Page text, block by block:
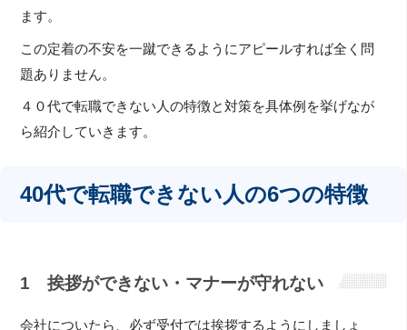
ます。
この定着の不安を一蹴できるようにアピールすれば全く問
題ありません。
４０代で転職できない人の特徴と対策を具体例を挙げなが
ら紹介していきます。
40代で転職できない人の6つの特徴
1 挨拶ができない・マナーが守れない
会社についたら、必ず受付では挨拶するようにしましょ